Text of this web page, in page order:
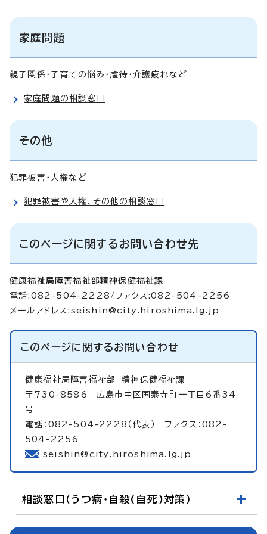
家庭問題
親子関係・子育ての悩み・虐待・介護疲れなど
家庭問題の相談窓口
その他
犯罪被害・人権など
犯罪被害や人権、その他の相談窓口
このページに関するお問い合わせ先
健康福祉局障害福祉部精神保健福祉課
電話:082-504-2228/ファクス:082-504-2256
メールアドレス: seishin@city.hiroshima.lg.jp
このページに関するお問い合わせ
健康福祉局障害福祉部精神保健福祉課
〒730-8586 広島市中区国泰寺町一丁目6番34
号
電話：082-504-2228（代表） ファクス：082-
504-2256
seishin@city.hiroshima.lg.jp
相談窓口（うつ病・自殺(自死)対策）